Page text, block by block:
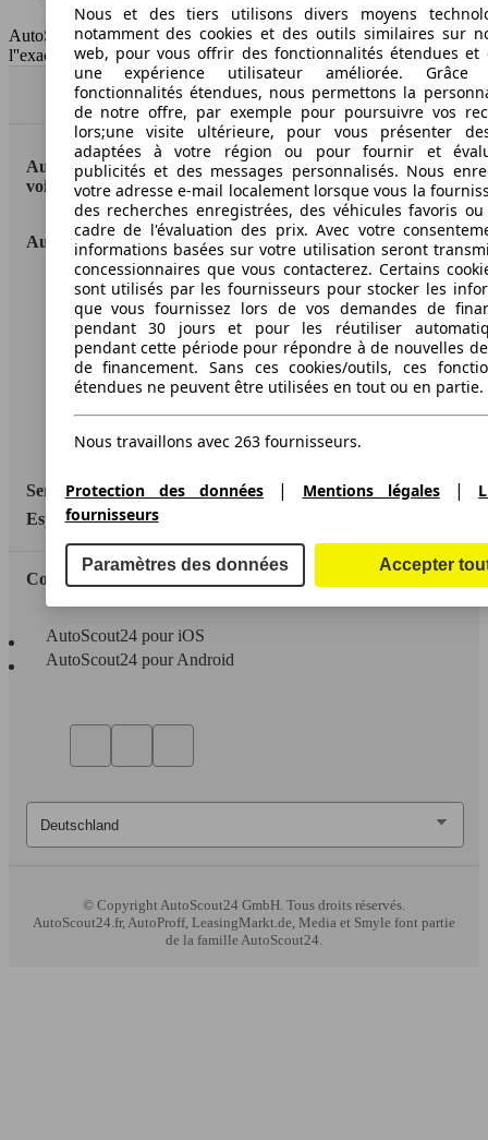
HSN/TSN
MVW56x3Dxxxx/n.c.
AutoScout24 France SAS décline toute responsabilité concernant
l''exactitude des indications fournies.
Haut
AutoScout24: la plus grande plateforme en ligne de
voitures en Europe
AutoScout24
A propos d'AutoScout24
Conditions d'utilisation
Informations légales
Protection des données
Accessibility Statement
Service
Espace Pro
Contact
AutoScout24 pour iOS
AutoScout24 pour Android
© CopyrightAutoScout24 GmbH. Tous droits réservés.
AutoScout24.fr, AutoProff, LeasingMarkt.de, Media et Smyle font partie
de la famille AutoScout24.
Nous et des tiers utilisons divers moyens
notamment des cookies et des outils similaires sur
web, pour vous offrir des fonctionnalités étendues et
une expérience utilisateur améliorée.
fonctionnalités étendues, nous permettons la
de notre offre, par exemple pour poursuivre vos
lors;une visite ultérieure, pour vous présenter
adaptées à votre région ou pour fournir et
publicités et des messages personnalisés. Nous
votre adresse e-mail localement lorsque vous la
des recherches enregistrées, des véhicules favoris
cadre de l'évaluation des prix. Avec votre
informations basées sur votre utilisation seront
concessionnaires que vous contacterez. Certains
sont utilisés par les fournisseurs pour stocker les
que vous fournissez lors de vos demandes de
pendant 30 jours et pour les réutiliser
pendant cette période pour répondre à de nouvelles
de financement. Sans ces cookies/outils, ces
étendues ne peuvent être utilisées en tout ou en partie.
Nous travaillons avec 263 fournisseurs.
Protection des données | Mentions légales|
fournisseurs
Paramètres des données Accepter